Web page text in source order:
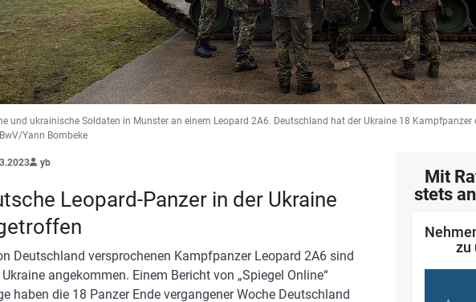
und ukrainische Soldaten in Munster an einem Leopard 2A6. Deutschland hat der Ukraine 18 Kampfpanzer
Yann Bombeke
yb
Leopard-Panzer in der Ukraine
Deutschland versprochenen Kampfpanzer Leopard 2A6 sind
angekommen. Einem Bericht von „Spiegel Online“
haben die 18 Panzer Ende vergangener Woche Deutschland
Mit
stets
zu